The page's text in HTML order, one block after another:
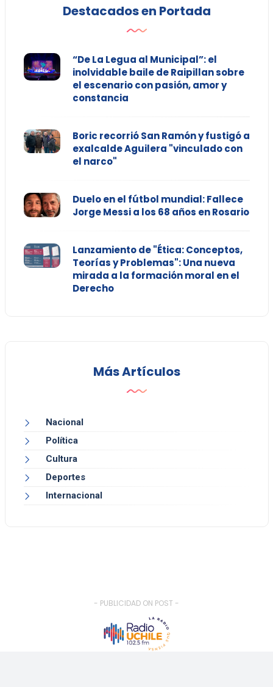
Destacados en Portada
“De La Legua al Municipal”: el
inolvidable baile de Raipillan sobre
el escenario con pasión, amor y
constancia
Boric recorrió San Ramón y fustigó a
exalcalde Aguilera "vinculado con
el narco"
Duelo en el fútbol mundial: Fallece
Jorge Messi a los 68 años en Rosario
Lanzamiento de "Ética: Conceptos,
Teorías y Problemas": Una nueva
mirada a la formación moral en el
Derecho
Más Artículos
Nacional
Política
Cultura
Deportes
Internacional
- PUBLICIDAD ON POST -